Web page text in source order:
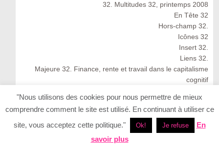
32. Multitudes 32, printemps 2008
En Tête 32
Hors-champ 32.
Icônes 32
Insert 32.
Liens 32.
Majeure 32. Finance, rente et travail dans le capitalisme
cognitif
33. Multitudes 33, été 2008
33. Multitudes 33 : Summer 2008
En Tête 33
Icônes 33. Ernesto Neto
"Nous utilisons des cookies pour nous permettre de mieux
comprendre comment le site est utilisé. En continuant à utiliser ce
site, vous acceptez cette politique."
Ok! Je refuse
En
savoir plus